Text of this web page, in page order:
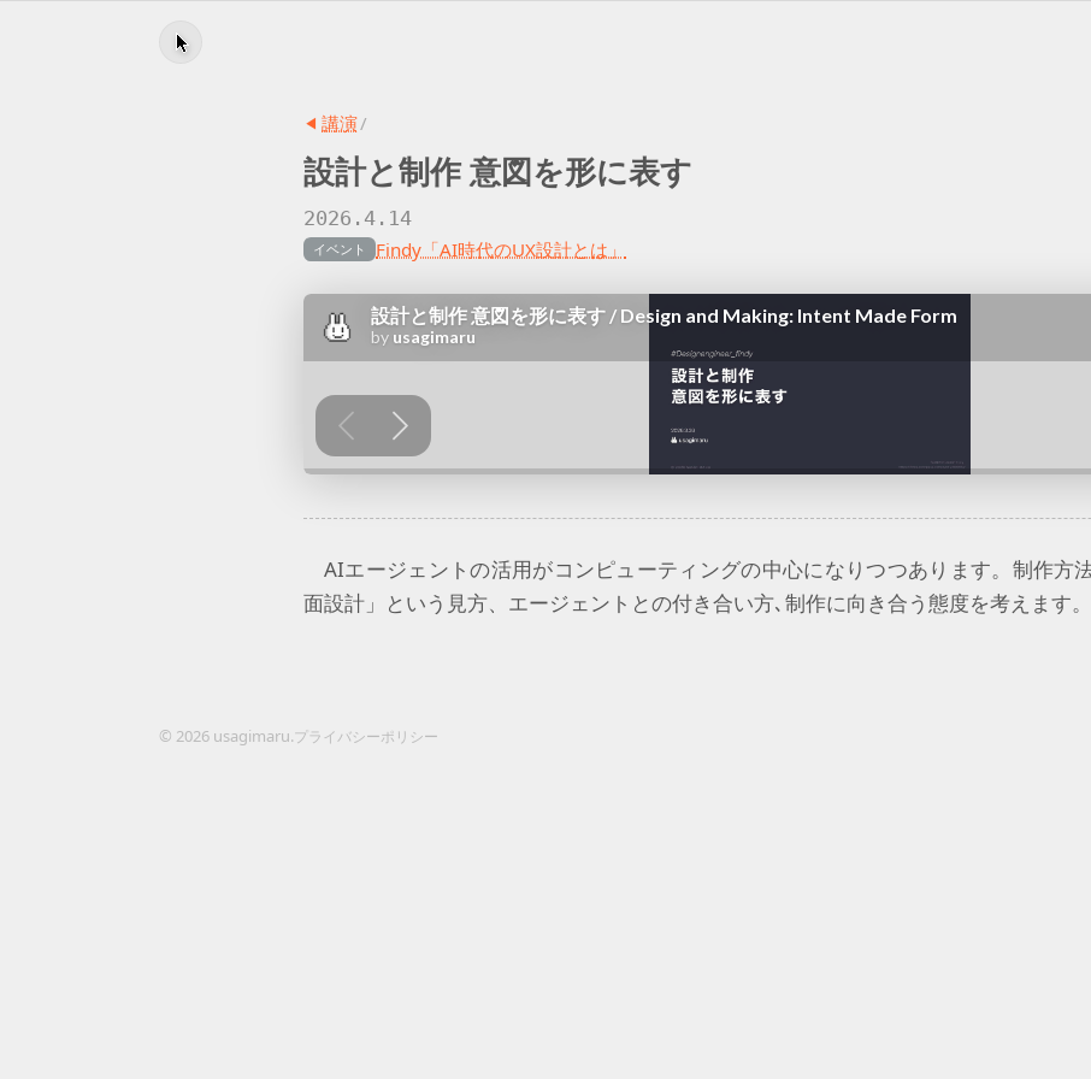
講演/
設計と制作 意図を形に表す
2026.4.14
イベント Findy「AI時代のUX設計とは」
AIエージェントの活用がコンピューティングの中心になりつつあります。制作方
面設計」という見方、エージェントとの付き合い方､制作に向き合う態度を考えます。
© 2026 usagimaru.プライバシーポリシー